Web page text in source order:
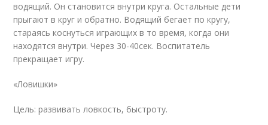
водящий. Он становится внутри круга. Остальные дети
прыгают в круг и обратно. Водящий бегает по кругу,
стараясь коснуться играющих в то время, когда они
находятся внутри. Через 30-40сек. Воспитатель
прекращает игру.
«Ловишки»
Цель: развивать ловкость, быстроту.